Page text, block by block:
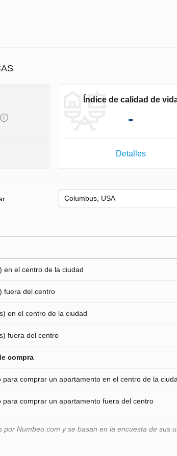
Índice de calidad de
-
Detalles
en el centro de la ciudad
fuera del centro
en el centro de la ciudad
fuera del centro
compra
comprar un apartamento en el centro de la
para comprar un apartamento fuera del centro
por Numbeo.com y se basan en la encuesta de sus